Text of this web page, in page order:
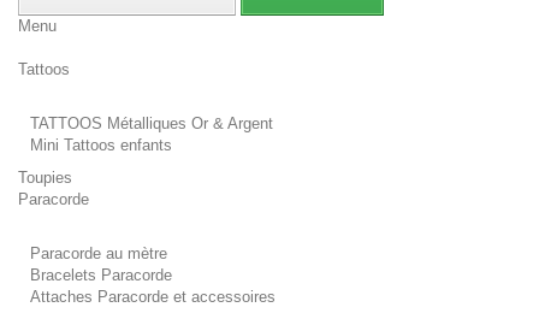
Menu
Tattoos
TATTOOS Métalliques Or & Argent
Mini Tattoos enfants
Toupies
Paracorde
Paracorde au mètre
Bracelets Paracorde
Attaches Paracorde et accessoires